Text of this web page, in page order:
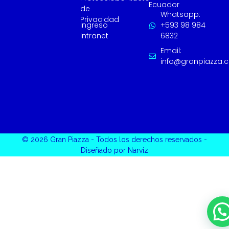
de
Privacidad
Ingreso
Intranet
Ecuador
Whatsapp:
+593 98 984
6832
Email:
© 2026 Gran Piazza - Todos los derechos reservados -
Diseñado por Narviz